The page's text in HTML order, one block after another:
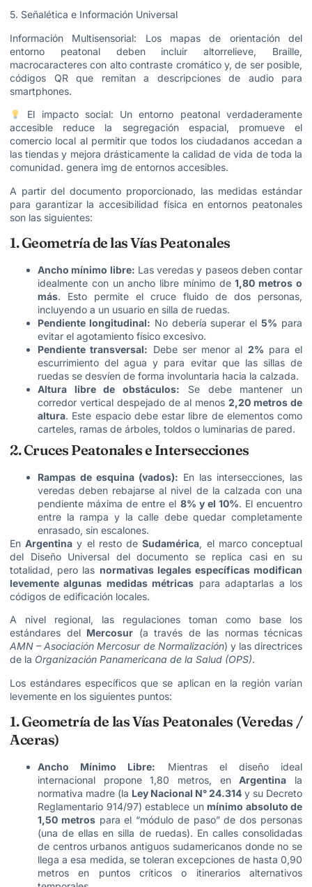
5. Señalética e Información Universal
Información Multisensorial: Los mapas de orientación del
entorno peatonal deben incluir altorrelieve, Braille,
macrocaracteres con alto contraste cromático y, de ser posible,
códigos QR que remitan a descripciones de audio para
smartphones.
El impacto social: Un entorno peatonal verdaderamente
accesible reduce la segregación espacial, promueve el
comercio local al permitir que todos los ciudadanos accedan a
las tiendas y mejora drásticamente la calidad de vida de toda la
comunidad. genera img de entornos accesibles.
A partir del documento proporcionado, las medidas estándar
para garantizar la accesibilidad física en entornos peatonales
son las siguientes:
1. Geometría de las Vías Peatonales
Ancho mínimo libre: Las veredas y paseos deben contar
idealmente con un ancho libre mínimo de1,80 metros o
más. Esto permite el cruce fluido de dos personas,
incluyendo a un usuario en silla de ruedas.
Pendiente longitudinal: No debería superar el5% para
evitar el agotamiento físico excesivo.
Pendiente transversal: Debe ser menor al 2% para el
escurrimiento del agua y para evitar que las sillas de
ruedas se desvíen de forma involuntaria hacia la calzada.
Altura libre de obstáculos: Se debe mantener un
corredor vertical despejado de al menos 2,20 metros de
altura. Este espacio debe estar libre de elementos como
carteles, ramas de árboles, toldos o luminarias de pared.
2. Cruces Peatonales e Intersecciones
Rampas de esquina (vados): En las intersecciones, las
veredas deben rebajarse al nivel de la calzada con una
pendiente máxima de entre el 8% y el 10%. El encuentro
entre la rampa y la calle debe quedar completamente
enrasado, sin escalones.
EnArgentina y el resto deSudamérica, el marco conceptual
del Diseño Universal del documento se replica casi en su
totalidad, pero las normativas legales específicas modifican
levemente algunas medidas métricas para adaptarlas a los
códigos de edificación locales.
A nivel regional, las regulaciones toman como base los
estándares del Mercosur (a través de las normas técnicas
AMN – Asociación Mercosur de Normalización) y las directrices
de la Organización Panamericana de la Salud (OPS).
Los estándares específicos que se aplican en la región varían
levemente en los siguientes puntos:
1. Geometría de las Vías Peatonales (Veredas /
Aceras)
Ancho Mínimo Libre: Mientras el diseño ideal
internacional propone 1,80 metros, enArgentina la
normativa madre (la Ley Nacional N° 24.314 y su Decreto
Reglamentario 914/97) establece un mínimo absoluto de
1,50 metrospara el “módulo de paso” de dos personas
(una de ellas en silla de ruedas). En calles consolidadas
de centros urbanos antiguos sudamericanos donde no se
llega a esa medida, se toleran excepciones de hasta 0,90
metros en puntos críticos o itinerarios alternativos